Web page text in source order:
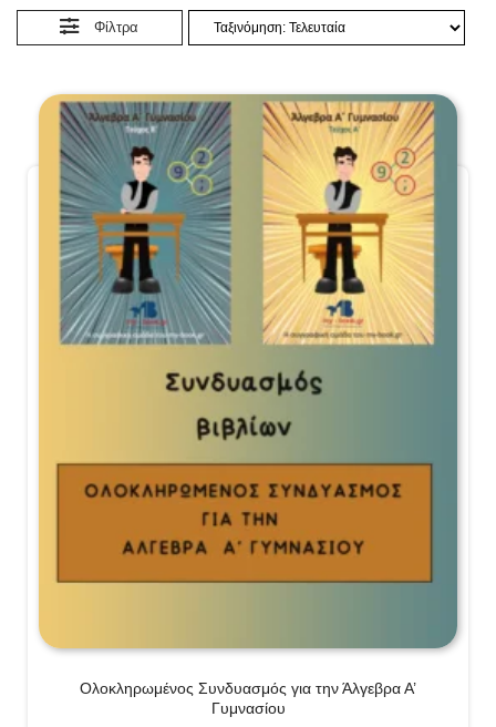
Φίλτρα
Ολοκληρωμένος Συνδυασμός για την Άλγεβρα Α’
Γυμνασίου